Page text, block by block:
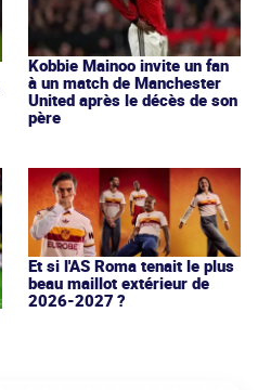
Kobbie Mainoo invite un fan
à un match de Manchester
United après le décès de son
père
Et si l'AS Roma tenait le plus
beau maillot extérieur de
2026-2027 ?